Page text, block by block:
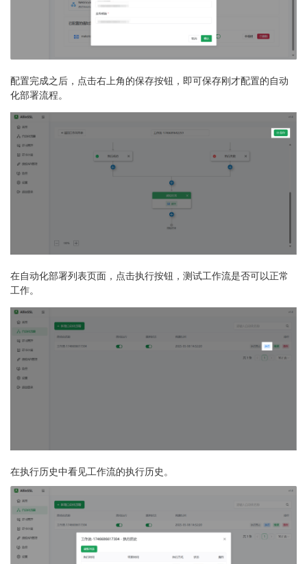
配置完成之后，点击右上角的保存按钮，即可保存刚才配置的自动
化部署流程。
在自动化部署列表页面，点击执行按钮，测试工作流是否可以正常
工作。
在执行历史中看见工作流的执行历史。